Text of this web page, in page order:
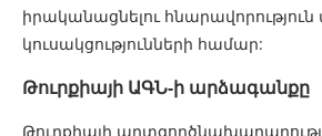
իրականացնելու հնարավորություն
կուսակցությունների համար:
Թուրքիայի ԱԳՆ-ի արձագանքը
Թուրքիայի